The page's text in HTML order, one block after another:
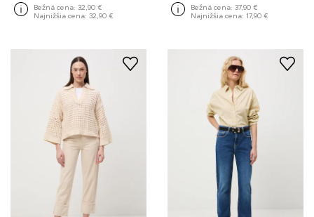
Bežná cena: 32,90 €
Najnižšia cena: 32,90 €
Bežná cena: 37,90 €
Najnižšia cena: 17,90 €